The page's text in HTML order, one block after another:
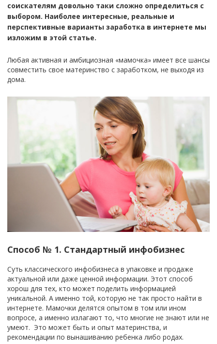
соискателям довольно таки сложно определиться с
выбором. Наиболее интересные, реальные и
перспективные варианты заработка в интернете мы
изложим в этой статье.
Любая активная и амбициозная «мамочка» имеет все шансы
совместить свое материнство с заработком, не выходя из
дома.
Способ № 1. Стандартный инфобизнес
Суть классического инфобизнеса в упаковке и продаже
актуальной или даже ценной информации. Этот способ
хорош для тех, кто может поделить информацией
уникальной. А именно той, которую не так просто найти в
интернете. Мамочки делятся опытом в том или ином
вопросе, а именно излагают то, что многие не знают или не
умеют. Это может быть и опыт материнства, и
рекомендации по вынашиванию ребенка либо родах.